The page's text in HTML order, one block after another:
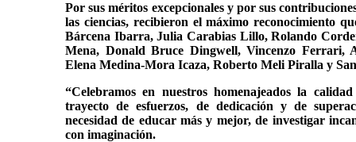
Por sus méritos excepcionales y por sus
las ciencias, recibieron el máximo reconocimiento
Bárcena Ibarra, Julia Carabias Lillo, Rolando
Mena, Donald Bruce Dingwell, Vincenzo Ferrari,
Elena Medina-Mora Icaza, Roberto Meli Piralla y
“Celebramos en nuestros homenajeados la
trayecto de esfuerzos, de dedicación y de
necesidad de educar más y mejor, de investigar
con imaginación.